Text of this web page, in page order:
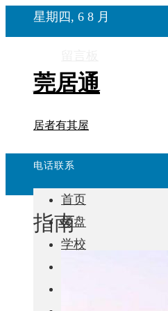
星期四, 6 8 月
莞居通
居者有其屋
电话联系
首页
楼盘
学校
指南